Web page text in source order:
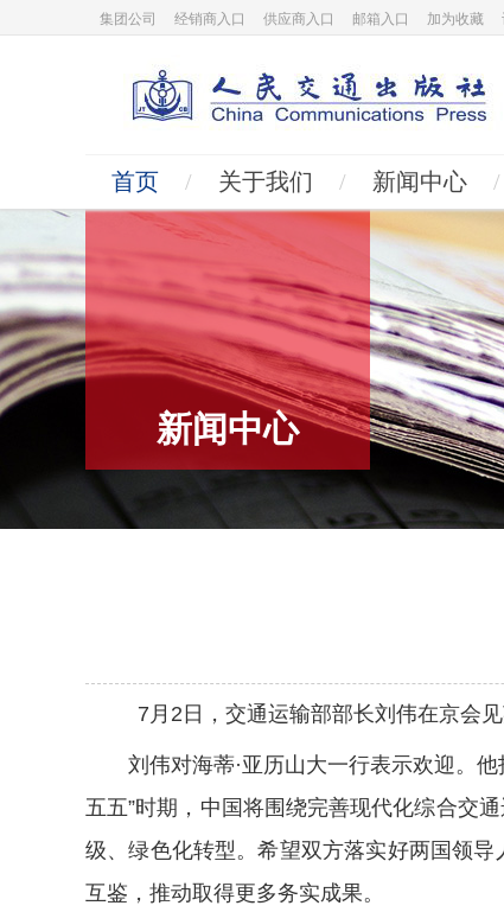
集团公司 经销商入口 供应商入口 邮箱入口 加为收藏
首页 / 关于我们 / 新闻中心 /
新闻中心
7月2日，交通运输部部长刘伟在京会
刘伟对海蒂·亚历山大一行表示欢迎。
五五”时期，中国将围绕完善现代化综合交
级、绿色化转型。希望双方落实好两国领
互鉴，推动取得更多务实成果。